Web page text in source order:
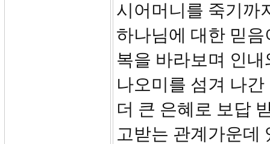
시어머니를 죽기까
하나님에 대한 믿
복을 바라보며 인
나오미를 섬겨 나
더 큰 은혜로 보답
고받는 관계가운데